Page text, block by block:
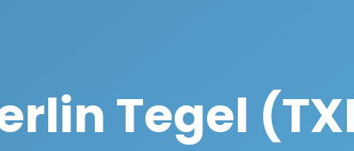
Tegel